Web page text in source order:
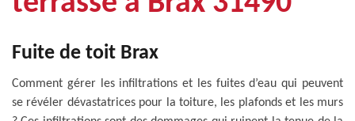
Fuite de toit Brax
Comment gérer les infiltrations et les fuites d’eau qui peuvent
se révéler dévastatrices pour la toiture, les plafonds et les murs